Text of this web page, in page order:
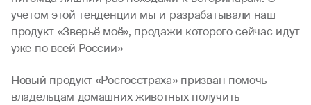
учетом этой тенденции мы и разрабатывали наш
продукт «Зверьё моё», продажи которого сейчас идут
уже по всей России»
Новый продукт «Росгосстраха» призван помочь
владельцам домашних животных получить